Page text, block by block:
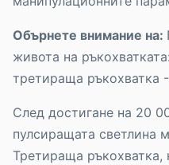
Обърнете внимание на:
живота на
третираща ръкохватка
След достигане на 20
пулсиращата светлина
Третираща ръкохватка,